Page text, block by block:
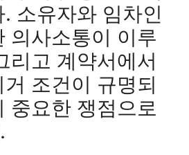
소유자와 임차인
의사소통이 이루
리고 계약서에서
조건이 규명되
중요한 쟁점으로